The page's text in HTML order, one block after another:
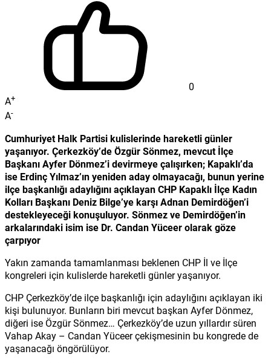
0
A+
A-
Cumhuriyet Halk Partisi kulislerinde hareketli günler
yaşanıyor. Çerkezköy’de Özgür Sönmez, mevcut İlçe
Başkanı Ayfer Dönmez’i devirmeye çalışırken; Kapaklı’da
ise Erdinç Yılmaz’ın yeniden aday olmayacağı, bunun yerine
ilçe başkanlığı adaylığını açıklayan CHP Kapaklı İlçe Kadın
Kolları Başkanı Deniz Bilge’ye karşı Adnan Demirdöğen’i
destekleyeceği konuşuluyor. Sönmez ve Demirdöğen’in
arkalarındaki isim ise Dr. Candan Yüceer olarak göze
çarpıyor
Yakın zamanda tamamlanması beklenen CHP İl ve İlçe
kongreleri için kulislerde hareketli günler yaşanıyor.
CHP Çerkezköy’de ilçe başkanlığı için adaylığını açıklayan iki
kişi bulunuyor. Bunların biri mevcut başkan Ayfer Dönmez,
diğeri ise Özgür Sönmez… Çerkezköy’de uzun yıllardır süren
Vahap Akay – Candan Yüceer çekişmesinin bu kongrede de
yaşanacağı öngörülüyor.